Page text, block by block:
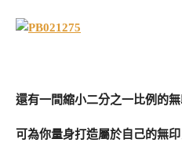
還有一間縮小二分之一比例的
可為你量身打造屬於自己的無